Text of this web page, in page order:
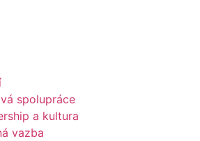
spolupráce
a kultura
vazba